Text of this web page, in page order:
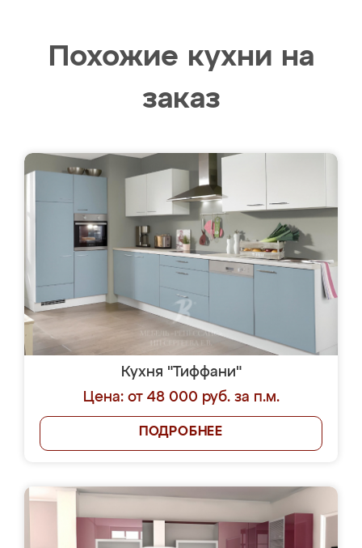
Похожие кухни на
заказ
Кухня "Тиффани"
Цена: от 48 000 руб. за п.м.
ПОДРОБНЕЕ